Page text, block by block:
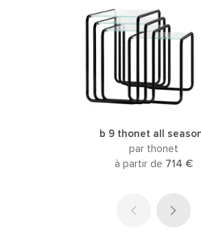
b 9 thonet all
par thonet
à partir de 714 €